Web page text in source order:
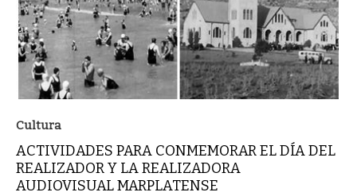
Cultura
ACTIVIDADES PARA CONMEMORAR EL DÍA DEL
REALIZADOR Y LA REALIZADORA
AUDIOVISUAL MARPLATENSE